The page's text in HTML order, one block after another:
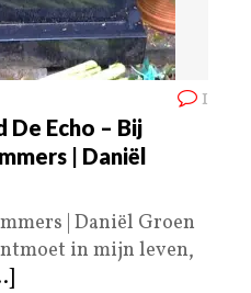
1
De Echo – Bij
| Daniël
| Daniël Groen
in mijn leven,